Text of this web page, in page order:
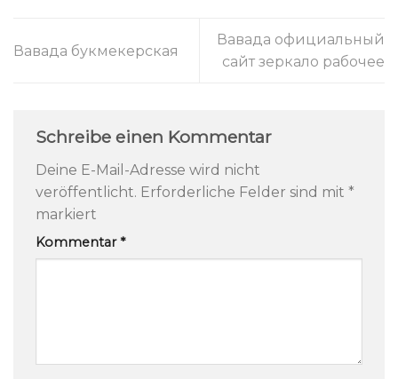
Вавада букмекерская
Вавада официальный
сайт зеркало рабочее
Schreibe einen Kommentar
Deine E-Mail-Adresse wird nicht
veröffentlicht. Erforderliche Felder sind mit *
markiert
Kommentar*